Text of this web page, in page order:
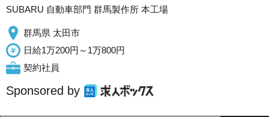
SUBARU 自動車部門 群馬製作所 本工場
群馬県 太田市
日給1万200円～1万800円
契約社員
Sponsored by